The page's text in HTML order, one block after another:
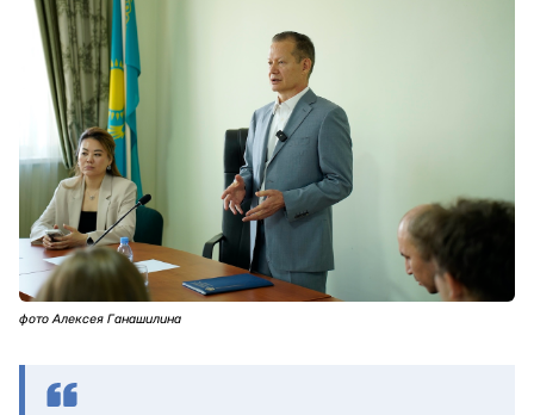
фото Алексея Ганашилина